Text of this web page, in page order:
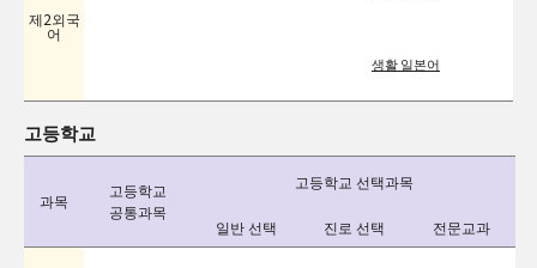
제2외국
어
생활 일본어
고등학교
과목
고등학교
공통과목
고등학교 선택과목
일반 선택 진로 선택 전문교과